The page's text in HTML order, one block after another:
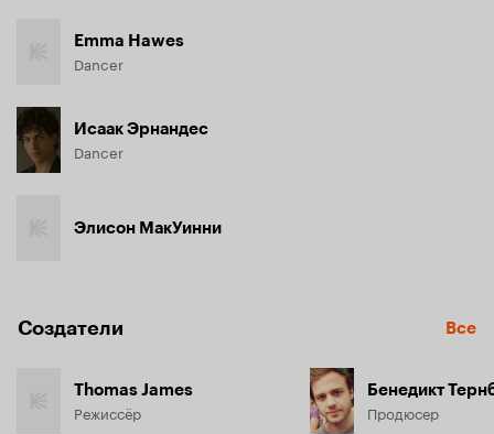
Emma Hawes
Dancer
Исаак Эрнандес
Dancer
Элисон МакУинни
Создатели Все
Thomas James
Режиссёр
Бенедикт
Продюсер